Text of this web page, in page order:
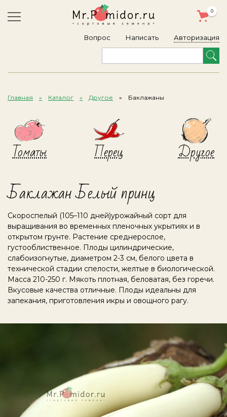
Вопрос Написать
0
Авторизация
Главная Каталог Другое Баклажаны
Томаты Перец Другое
Баклажан Белый принц
Скороспелый (105–110 дней)урожайный сорт для
выращивания во временных пленочных укрытиях и в
открытом грунте. Растение среднерослое,
густооблиственное. Плоды цилиндрические,
слабоизогнутые, диаметром 2-3 см, белого цвета в
технической стадии спелости, желтые в биологической.
Масса 210-250 г. Мякоть плотная, беловатая, без горечи.
Вкусовые качества отличные. Плоды идеальны для
запекания, приготовления икры и овощного рагу.